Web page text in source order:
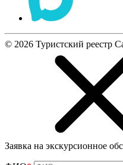
© 2026 Туристский реестр
Заявка на экскурсионное